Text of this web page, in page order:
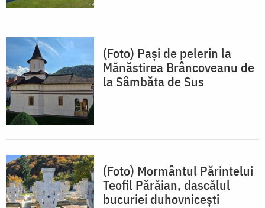
(Foto) Pași de pelerin la
Mănăstirea Brâncoveanu de
la Sâmbăta de Sus
(Foto) Mormântul Părintelui
Teofil Părăian, dascălul
bucuriei duhovnicești